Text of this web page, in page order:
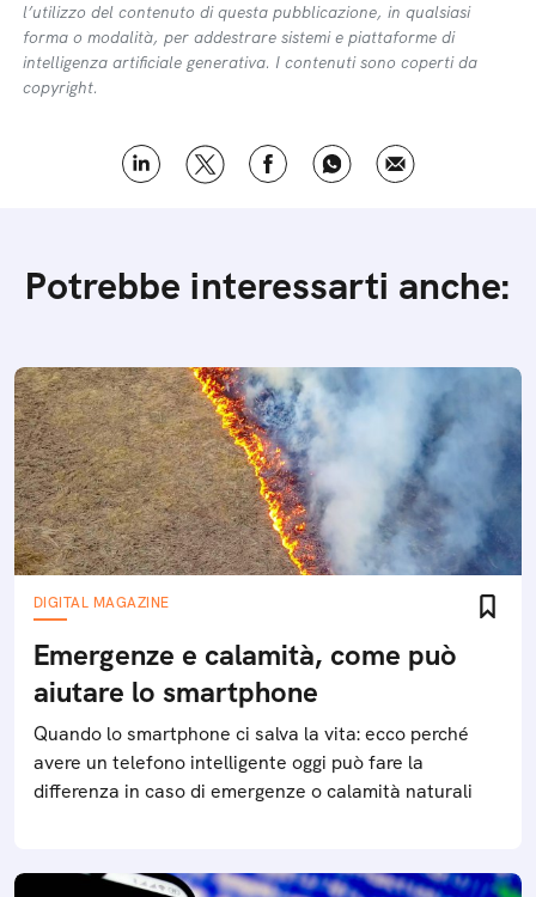
l’utilizzo del contenuto di questa pubblicazione, in qualsiasi
forma o modalità, per addestrare sistemi e piattaforme di
intelligenza artificiale generativa. I contenuti sono coperti da
copyright.
Potrebbe interessarti anche:
DIGITAL MAGAZINE
Emergenze e calamità, come può
aiutare lo smartphone
Quando lo smartphone ci salva la vita: ecco perché
avere un telefono intelligente oggi può fare la
differenza in caso di emergenze o calamità naturali